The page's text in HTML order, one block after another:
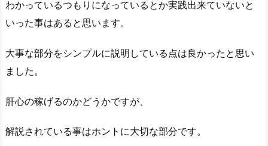
わかっているつもりになっているとか実践出来ていないと
いった事はあると思います。
大事な部分をシンプルに説明している点は良かったと思い
ました。
肝心の稼げるのかどうかですが、
解説されている事はホントに大切な部分です。